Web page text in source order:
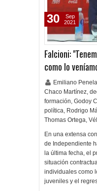
Falcioni:
como lo
Emiliano
Chaco Martínez,
formación, Godoy
política, Rodrigo
Thomas Ortega,
En una extensa
de Independiente
la última fecha, el
situación
individuales como
juveniles y el
30
Sep
2021